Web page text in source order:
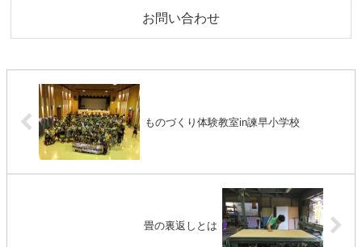
お問い合わせ
ものづくり体験教室in諫早小学校
畳の裏返しとは